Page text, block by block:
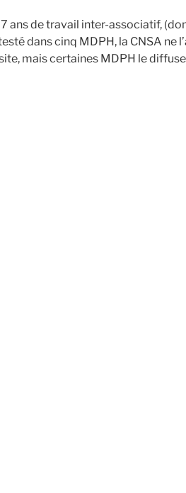
ans de travail inter-associatif,
dans cinq MDPH, la CNSA ne
mais certaines MDPH le